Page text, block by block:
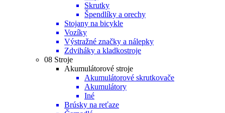
Skrutky
Špendlíky a orechy
Stojany na bicykle
Vozíky
Výstražné značky a nálepky
Zdviháky a kladkostroje
08 Stroje
Akumulátorové stroje
Akumulátorové skrutkovače
Akumulátory
Iné
Brúsky na reťaze